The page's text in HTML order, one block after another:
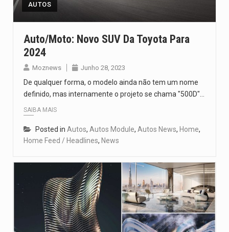
AUTOS
Auto/Moto: Novo SUV Da Toyota Para
2024
Moznews Junho 28, 2023
De qualquer forma, o modelo ainda não tem um nome
definido, mas internamente o projeto se chama "500D"…
SAIBA MAIS
Posted in Autos, Autos Module, Autos News, Home,
Home Feed / Headlines, News